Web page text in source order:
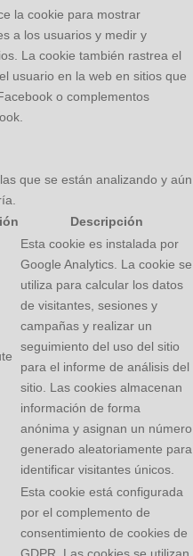
la cookie para mostrar
a los usuarios y medir y
La cookie también rastrea el
usuario en la web en sitios que
o complementos
que se están analizando y aún
Descripción
Esta cookie es instalada por
Google Analytics. La cookie se
utiliza para calcular los datos
de visitantes, sesiones y
campañas y realizar un
seguimiento del uso del sitio
para el informe de análisis del
sitio. Las cookies almacenan
información de forma
anónima y asignan un número
generado aleatoriamente para
identificar visitantes únicos.
Esta cookie está configurada
por el complemento de
consentimiento de cookies de
GDPR. Las cookies se utilizan